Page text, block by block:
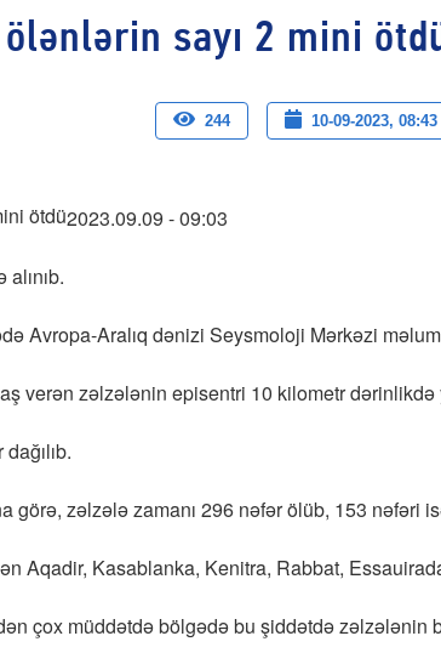
Paytaxta giriş vizası —
"Xoş gəldin, cibində
Hər an ən
hazır
ZƏLİMXAN
sayı 2 mini
244 10-09-2023, 08:43
2023.09.09 - 09:03
Avropa-Aralıq dənizi Seysmoloji Mərkəzi
verən zəlzələnin episentri 10 kilometr dərinlikdə
zəlzələ zamanı 296 nəfər ölüb, 153 nəfəri
Aqadir, Kasablanka, Kenitra, Rabbat,
çox müddətdə bölgədə bu şiddətdə zəlzələnin